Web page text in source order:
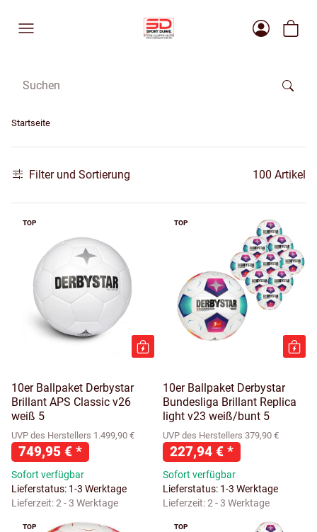
Startseite
Filter und Sortierung 100 Artikel
TOP
10er Ballpaket Derbystar
Brillant APS Classic v26
weiß 5
UVP des Herstellers 1.499,90 €
749,95 € *
Sofort verfügbar
Lieferstatus: 1-3 Werktage
Lieferzeit:2 - 3 Werktage
TOP
10er Ballpaket Derbystar
Bundesliga Brillant Replica
light v23 weiß/bunt 5
UVP des Herstellers 379,90 €
227,94 € *
Sofort verfügbar
Lieferstatus: 1-3 Werktage
Lieferzeit:2 - 3 Werktage
TOP TOP